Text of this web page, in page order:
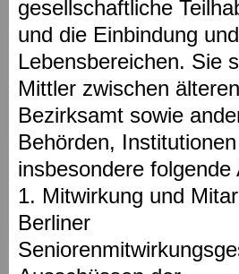
gesellschaftliche
und die Einbindung
Lebensbereichen. Sie
Mittler zwischen
Bezirksamt sowie
Behörden,
insbesondere folgende
1. Mitwirkung und
Berliner